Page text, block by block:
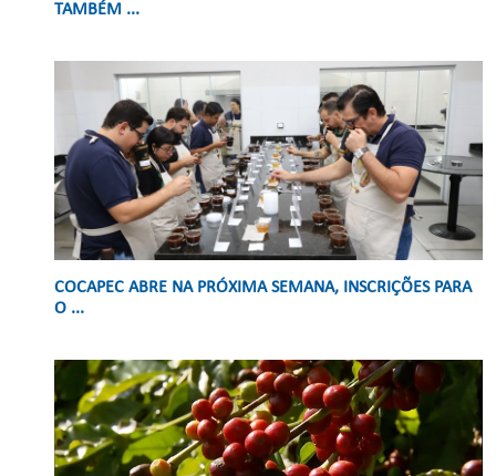
TAMBÉM ...
COCAPEC ABRE NA PRÓXIMA SEMANA, INSCRIÇÕES PARA
O ...